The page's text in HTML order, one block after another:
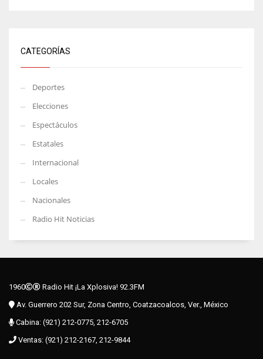
CATEGORÍAS
Deportes
Elecciones
Espectáculos
Estatales
Internacional
Locales
Nacionales
Radio Hit Noticias
1960
Radio Hit ¡La Xplosiva! 92.3FM
Av. Guerrero 202 Sur, Zona Centro, Coatzacoalcos, Ver., México
Cabina: (921) 212-0775, 212-6705
Ventas: (921) 212-2167, 212-9844